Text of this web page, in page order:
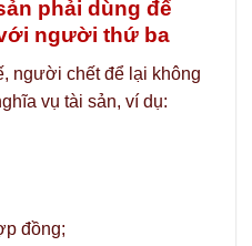
phải dùng để
người thứ ba
người chết để lại không
vụ tài sản, ví dụ:
đồng;